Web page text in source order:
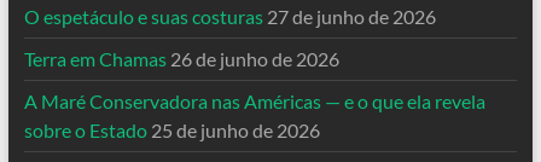
O espetáculo e suas costuras 27 de junho de 2026
Terra em Chamas 26 de junho de 2026
A Maré Conservadora nas Américas — e o que ela revela
sobre o Estado 25 de junho de 2026